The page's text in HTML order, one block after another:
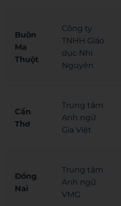
Buôn
Ma
Thuột
Công ty
TNHH Giáo
dục Nhi
Nguyên
Cần
Thơ
Trung tâm
Anh ngữ
Gia Việt
Đồng
Nai
Trung tâm
Anh ngữ
VMG